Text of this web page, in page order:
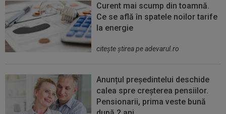
Curent mai scump din toamnă.
Ce se află în spatele noilor tarife
la energie
citeşte ştirea pe adevarul.ro
Anunțul președintelui deschide
calea spre creșterea pensiilor.
Pensionarii, prima veste bună